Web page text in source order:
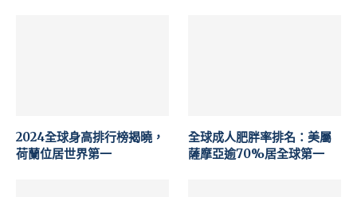
2024全球身高排行榜揭曉，
荷蘭位居世界第一
全球成人肥胖率排名：美屬
薩摩亞逾70%居全球第一